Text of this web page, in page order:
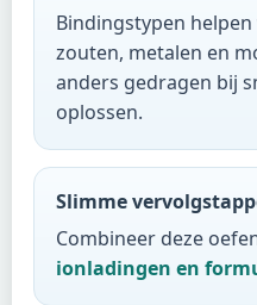
Bindingstypen
zouten, metalen en
anders gedragen bij
oplossen.
Slimme
Combineer deze
ionladingen en